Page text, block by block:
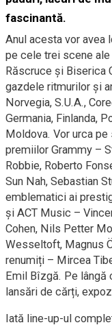
fascinantă.
Anul acesta vor avea
pe cele trei scene ale
Răscruce și Biserica
gazdele ritmurilor și
Norvegia, S.U.A.,
Germania, Finlanda,
Moldova. Vor urca
premiilor Grammy –
Robbie, Roberto
Sun Nah, Sebastian
emblematici ai
și ACT Music –
Cohen, Nils Petter
Wesseltoft, Magnus
renumiți – Mircea
Emil Bîzgă. Pe lângă
lansări de cărți,
Iată line-up-ul